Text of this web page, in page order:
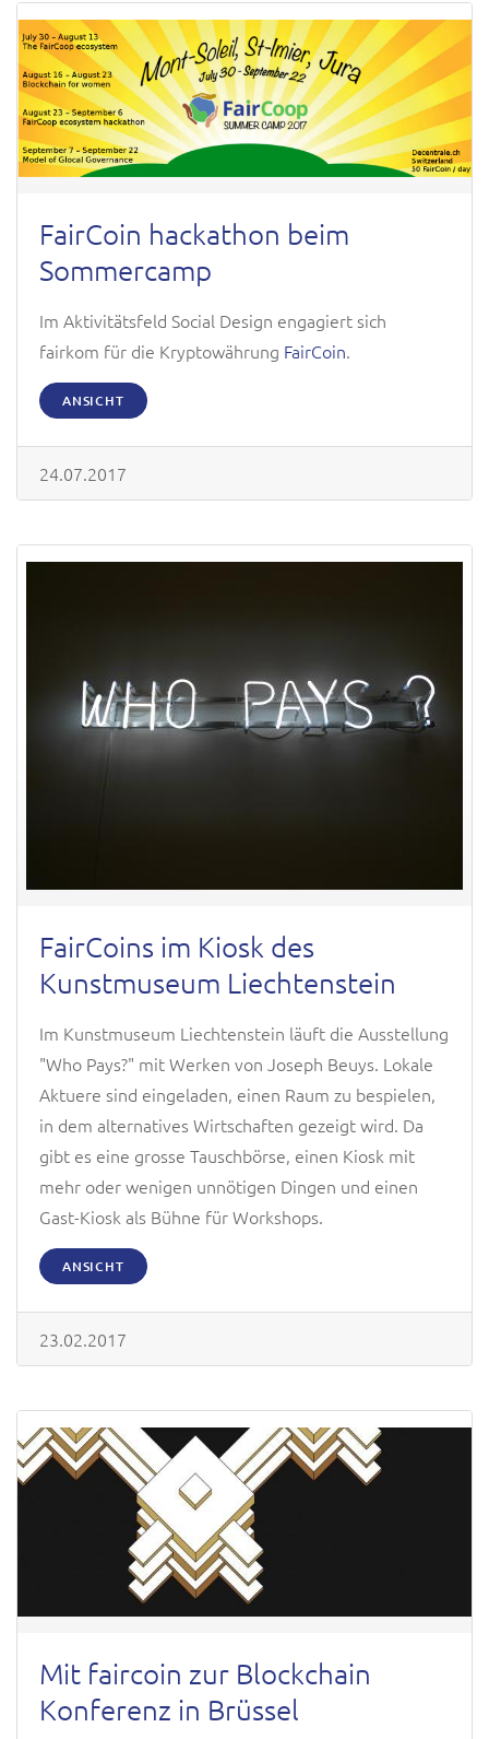
FairCoin hackathon beim
Sommercamp
Im Aktivitätsfeld Social Design engagiert sich
fairkom für die Kryptowährung FairCoin.
ANSICHT
24.07.2017
FairCoins im Kiosk des
Kunstmuseum Liechtenstein
Im Kunstmuseum Liechtenstein läuft die Ausstellung
"Who Pays?" mit Werken von Joseph Beuys. Lokale
Aktuere sind eingeladen, einen Raum zu bespielen,
in dem alternatives Wirtschaften gezeigt wird. Da
gibt es eine grosse Tauschbörse, einen Kiosk mit
mehr oder wenigen unnötigen Dingen und einen
Gast-Kiosk als Bühne für Workshops.
ANSICHT
23.02.2017
Mit faircoin zur Blockchain
Konferenz in Brüssel